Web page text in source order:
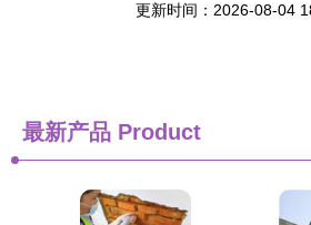
更新时间：2026-08-04
最新产品 Product